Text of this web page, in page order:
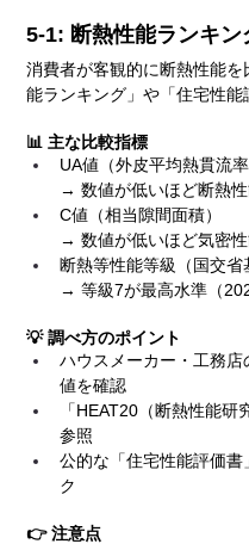
5-1: 断熱性能ランキン
消費者が客観的に断熱性能
能ランキング」や「住宅性能
📊 主な比較指標
UA値（外皮平均熱貫流率
→ 数値が低いほど断熱
C値（相当隙間面積）
→ 数値が低いほど気密
断熱等性能等級（国交省
→ 等級7が最高水準（
💡 調べ方のポイント
ハウスメーカー・工務
値を確認
「HEAT20（断熱性能
参照
公的な「住宅性能評価
ク
👉 注意点